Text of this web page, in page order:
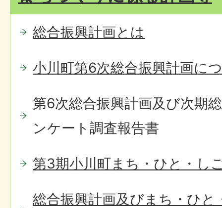
総合振興計画とは
小川町第6次総合振興計画に
第6次総合振興計画及び次期
ンケート調査報告書
第3期小川町まち・ひと・し
総合振興計画及びまち・ひと